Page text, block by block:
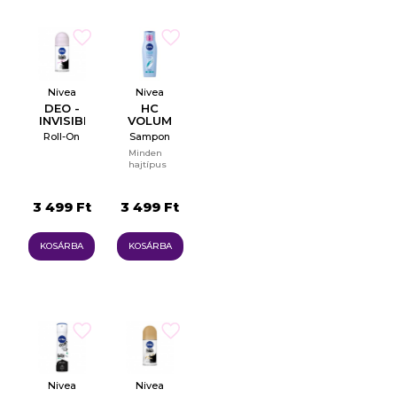
Nivea
DEO -
INVISIBLE
ON
Roll-On
3 499 Ft
KOSÁRBA
Nivea
HC
VOLUME
CARE
Sampon
Minden
hajtípus
3 499 Ft
KOSÁRBA
Nivea Nivea